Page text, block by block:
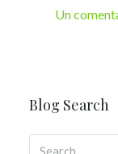
Un
Blog Search